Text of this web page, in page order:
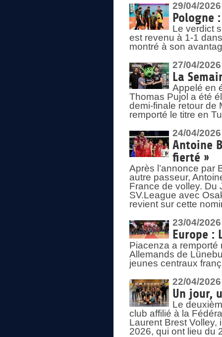
29/04/2026
Pologne
Le verdict
est revenu à 1-1
montré à son
27/04/2026
La
Appelé en
Thomas Pujol a été
demi-finale retour de
remporté le titre en
24/04/2026
Antoine
fierté »
Après l’annonce par
autre passeur,
France de volley. Du
SV.League avec
revient sur cette
23/04/2026
Europe :
Piacenza a remporté
Allemands de
jeunes centraux
22/04/2026
Un jour,
Le
club affilié à la
Laurent Brest Volley,
2026, qui ont lieu du